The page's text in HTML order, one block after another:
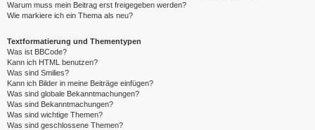
Warum muss mein Beitrag erst freigegeben werden?
Wie markiere ich ein Thema als neu?
Textformatierung und Thementypen
Was ist BBCode?
Kann ich HTML benutzen?
Was sind Smilies?
Kann ich Bilder in meine Beiträge einfügen?
Was sind globale Bekanntmachungen?
Was sind Bekanntmachungen?
Was sind wichtige Themen?
Was sind geschlossene Themen?